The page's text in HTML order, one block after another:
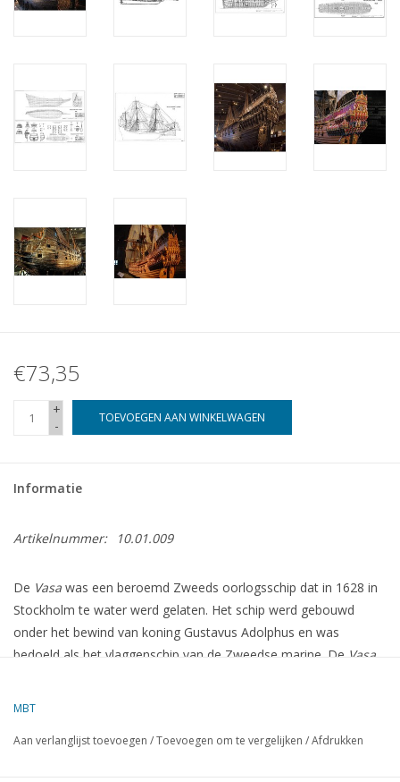
€73,35
+
-
TOEVOEGEN AAN WINKELWAGEN
Informatie
Artikelnummer: 10.01.009
De Vasa was een beroemd Zweeds oorlogsschip dat in 1628 in
Stockholm te water werd gelaten. Het schip werd gebouwd
onder het bewind van koning Gustavus Adolphus en was
bedoeld als het vlaggenschip van de Zweedse marine. De Vasa
MBT
Aan verlanglijst toevoegen /Toevoegen om te vergelijken /Afdrukken